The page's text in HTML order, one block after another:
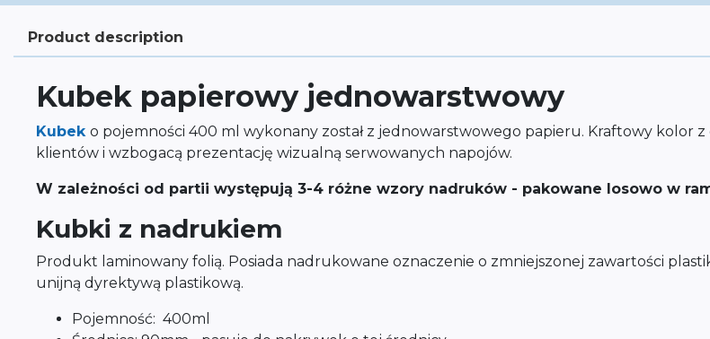
Product description
Kubek papierowy jednowarstwowy
Kubek o pojemności 400 ml wykonany został z jednowarstwowego papieru. Kraftowy kolor
klientów i wzbogacą prezentację wizualną serwowanych napojów.
W zależności od partii występują 3-4 różne wzory nadruków - pakowane losowo w
Kubki z nadrukiem
Produkt laminowany folią. Posiada nadrukowane oznaczenie o zmniejszonej zawartości
unijną dyrektywą plastikową.
Pojemność: 400ml